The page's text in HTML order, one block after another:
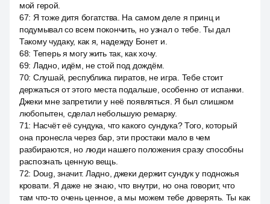
мой герой.
67: Я тоже дитя богатства. На самом деле я принц и
подумывал со всем покончить, но узнал о тебе. Ты дал
Такому чудаку, как я, надежду Бонет и.
68: Теперь я могу жить так, как хочу.
69: Ладно, идём, не стой под дождём.
70: Слушай, республика пиратов, не игра. Тебе стоит
держаться от этого места подальше, особенно от испанки.
Джеки мне запретили у неё появляться. Я был слишком
любопытен, сделал небольшую ремарку.
71: Насчёт её сундука, что какого сундука? Того, который
она пронесла через бар, эти простаки мало в чем
разбираются, но люди нашего положения сразу способны
распознать ценную вещь.
72: Doug, значит. Ладно, джеки держит сундук у подножья
кровати. Я даже не знаю, что внутри, но она говорит, что
там что-то очень ценное, а мы можем тебе доверять. Ты как